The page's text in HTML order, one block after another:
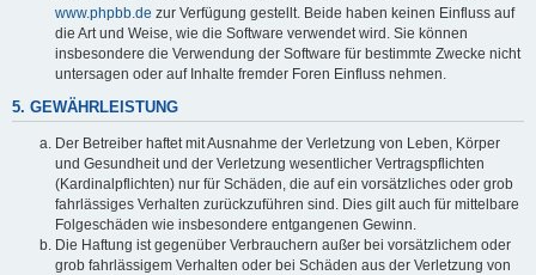
www.phpbb.de zur Verfügung gestellt. Beide haben keinen Einfluss auf
die Art und Weise, wie die Software verwendet wird. Sie können
insbesondere die Verwendung der Software für bestimmte Zwecke nicht
untersagen oder auf Inhalte fremder Foren Einfluss nehmen.
5. GEWÄHRLEISTUNG
Der Betreiber haftet mit Ausnahme der Verletzung von Leben, Körper
und Gesundheit und der Verletzung wesentlicher Vertragspflichten
(Kardinalpflichten) nur für Schäden, die auf ein vorsätzliches oder grob
fahrlässiges Verhalten zurückzuführen sind. Dies gilt auch für mittelbare
Folgeschäden wie insbesondere entgangenen Gewinn.
Die Haftung ist gegenüber Verbrauchern außer bei vorsätzlichem oder
grob fahrlässigem Verhalten oder bei Schäden aus der Verletzung von